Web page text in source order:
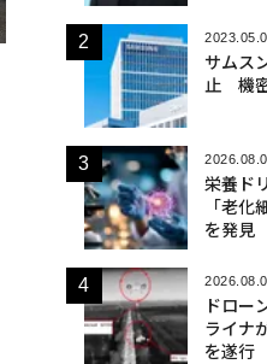
サムス
止 機
栄養ド
「老
を発見
ドロー
ライナ
を遂行